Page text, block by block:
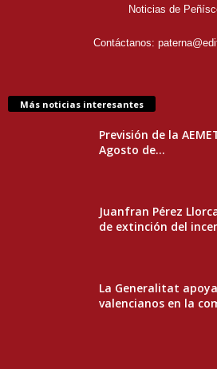
Noticias de
Contáctanos:
Más noticias interesantes
Previsión de la
Agosto de...
Juanfran Pérez
de extinción del
La Generalitat
valencianos en la